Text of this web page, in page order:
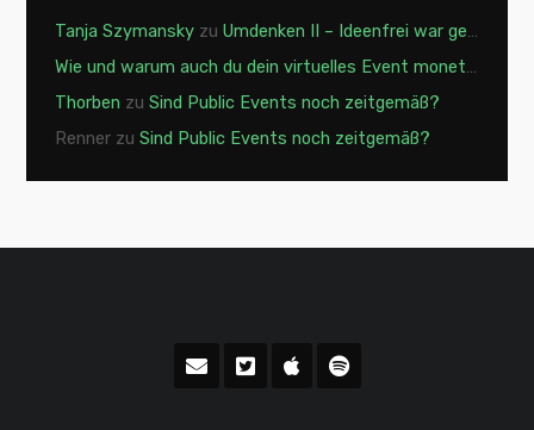
Tanja Szymansky zuUmdenken II – Ideenfrei war gestern
Wie und warum auch du dein virtuelles Event monetarisieren solltest - XING Events | MICE Innovation Sessions
Thorben zuSind Public Events noch zeitgemäß?
Renner zuSind Public Events noch zeitgemäß?